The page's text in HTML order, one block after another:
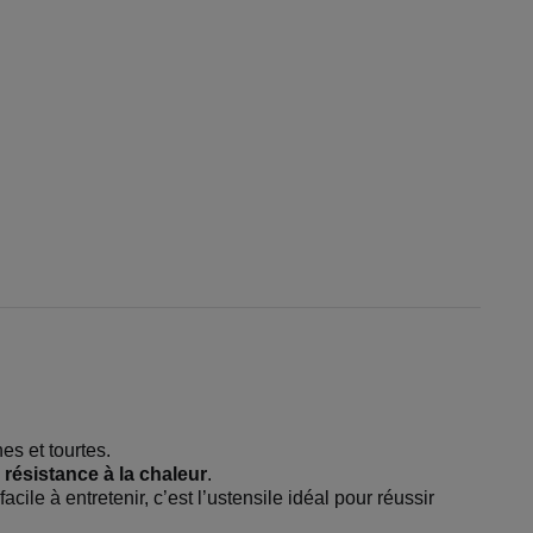
et tourtes.
à la chaleur.
à entretenir, c’est l’ustensile idéal pour réussir